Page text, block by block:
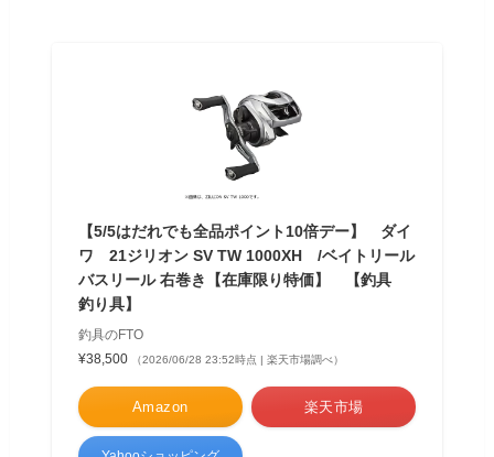
【5/5はだれでも全品ポイント10倍デー】 ダイ
ワ 21ジリオン SV TW 1000XH /ベイトリール
バスリール 右巻き【在庫限り特価】 【釣具
釣り具】
釣具のFTO
¥38,500
（2026/06/28 23:52時点 | 楽天市場調べ）
Amazon 楽天市場